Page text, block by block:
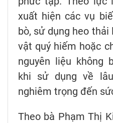
xuất hiện các vụ
bò, sử dụng heo
vật quý hiếm hoặc
nguyên liệu không
khi sử dụng về
nghiêm trọng đến
Theo bà Phạm Thị